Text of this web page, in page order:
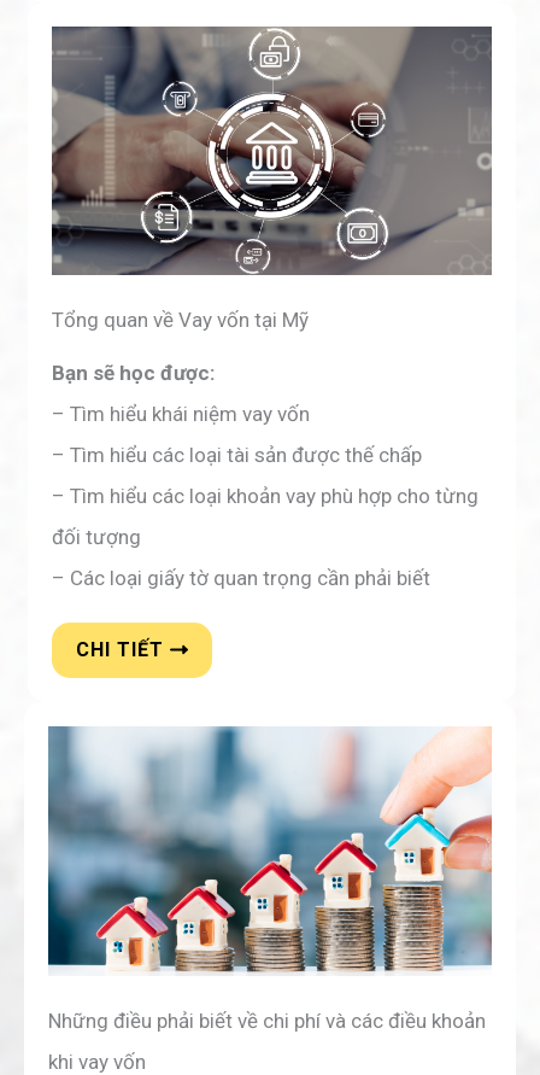
Tổng quan về Vay vốn tại Mỹ
Bạn sẽ học được:
– Tìm hiểu khái niệm vay vốn
– Tìm hiểu các loại tài sản được thế chấp
– Tìm hiểu các loại khoản vay phù hợp cho từng
đối tượng
– Các loại giấy tờ quan trọng cần phải biết
CHI TIẾT
Những điều phải biết về chi phí và các điều khoản
khi vay vốn